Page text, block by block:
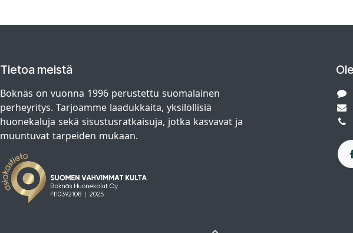
Tietoa meistä
Boknäs on vuonna 1996 perustettu suomalainen
perheyritys. Tarjoamme laadukkaita, yksilöllisiä
huonekaluja sekä sisustusratkaisuja, jotka kasvavat ja
muuntuvat tarpeiden mukaan.